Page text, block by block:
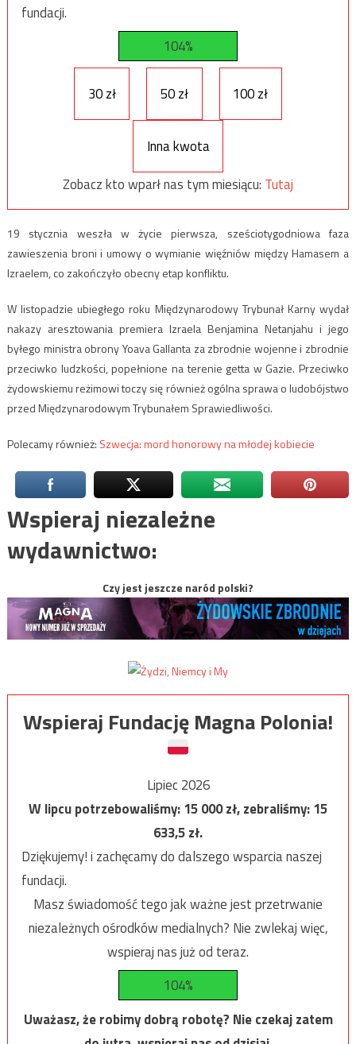
fundacji.
104%
30 zł 50 zł 100 zł
Inna kwota
Zobacz kto wparł nas tym miesiącu: Tutaj
19 stycznia weszła w życie pierwsza, sześciotygodniowa faza
zawieszenia broni i umowy o wymianie więźniów między Hamasem a
Izraelem, co zakończyło obecny etap konfliktu.
W listopadzie ubiegłego roku Międzynarodowy Trybunał Karny wydał
nakazy aresztowania premiera Izraela Benjamina Netanjahu i jego
byłego ministra obrony Yoava Gallanta za zbrodnie wojenne i zbrodnie
przeciwko ludzkości, popełnione na terenie getta w Gazie. Przeciwko
żydowskiemu reżimowi toczy się również ogólna sprawa o ludobójstwo
przed Międzynarodowym Trybunałem Sprawiedliwości.
Polecamy również: Szwecja: mord honorowy na młodej kobiecie
Wspieraj niezależne
wydawnictwo:
Czy jest jeszcze naród polski?
Wspieraj Fundację Magna Polonia!
Lipiec 2026
W lipcu potrzebowaliśmy:15 000zł, zebraliśmy:15
633,5zł.
Dziękujemy! i zachęcamy do dalszego wsparcia naszej
fundacji.
Masz świadomość tego jak ważne jest przetrwanie
niezależnych ośrodków medialnych? Nie zwlekaj więc,
wspieraj nas już od teraz.
104%
Uważasz, że robimy dobrą robotę? Nie czekaj zatem